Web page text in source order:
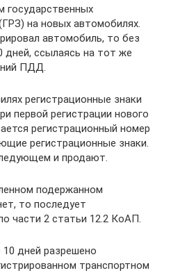
государственных
на новых автомобилях.
автомобиль, то без
ссылаясь на тот же
ПДД.
регистрационные знаки
первой регистрации нового
регистрационный номер
регистрационные знаки.
и продают.
подержанном
то последует
части 2 статьи 12.2 КоАП.
дней разрешено
транспортном